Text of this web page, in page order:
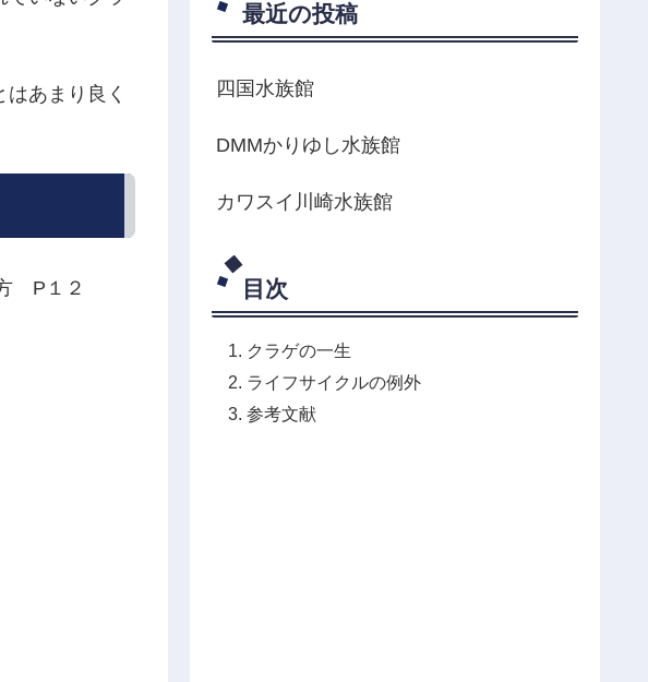
あまり良く
P１２
最近の投稿
四国水族館
DMMかりゆし水族館
カワスイ川崎水族館
目次
クラゲの一生
ライフサイクルの例外
参考文献